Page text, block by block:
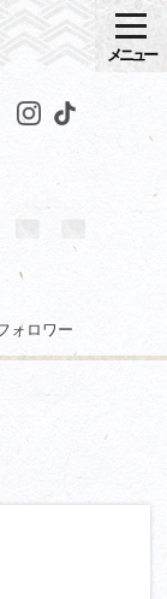
メニュー
ォロワー